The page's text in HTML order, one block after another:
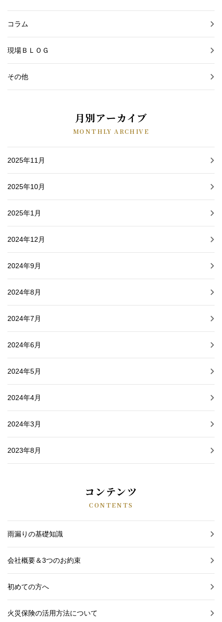
コラム
現場ＢＬＯＧ
その他
月別アーカイブ
MONTHLY ARCHIVE
2025年11月
2025年10月
2025年1月
2024年12月
2024年9月
2024年8月
2024年7月
2024年6月
2024年5月
2024年4月
2024年3月
2023年8月
コンテンツ
CONTENTS
雨漏りの基礎知識
会社概要＆3つのお約束
初めての方へ
火災保険の活用方法について